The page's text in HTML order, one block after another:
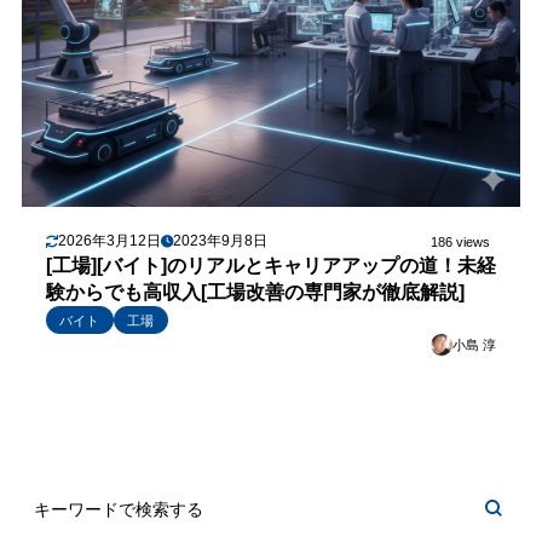
2026年3月12日 2023年9月8日 186 views
[工場][バイト]のリアルとキャリアアップの道！未経
験からでも高収入[工場改善の専門家が徹底解説]
バイト
工場
小島 淳